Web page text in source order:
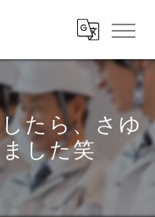
たら、さゆ
した笑